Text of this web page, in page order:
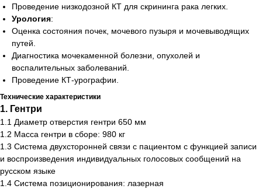
Проведение низкодозной КТ для скрининга рака легких.
Урология:
Оценка состояния почек, мочевого пузыря и мочевыводящих
путей.
Диагностика мочекаменной болезни, опухолей и
воспалительных заболеваний.
Проведение КТ-урографии.
Технические характеристики
1. Гентри
1.1 Диаметр отверстия гентри 650 мм
1.2 Масса гентри в сборе: 980 кг
1.3 Система двухсторонней связи с пациентом с функцией записи
и воспроизведения индивидуальных голосовых сообщений на
русском языке
1.4 Система позиционирования: лазерная